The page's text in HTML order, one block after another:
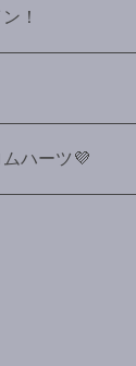
！
ハーツ💜